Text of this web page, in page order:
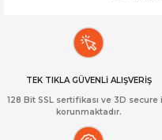
TEK TIKLA GÜVENLİ ALIŞVERİŞ
128 Bit SSL sertifikası ve 3D secure
korunmaktadır.